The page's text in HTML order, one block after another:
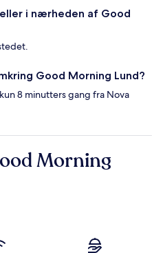
i nærheden af Good
Good Morning Lund?
8 minutters gang fra Nova
Morning